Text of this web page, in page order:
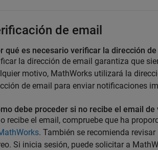
de email
qué es necesario verificar la dirección
la dirección de email garantiza que
motivo, MathWorks utilizará la
de email para enviar notificaciones
debe proceder si no recibe el email de
recibe el email, compruebe que ha
. También se recomienda
Si inicia sesión, puede solicitar a